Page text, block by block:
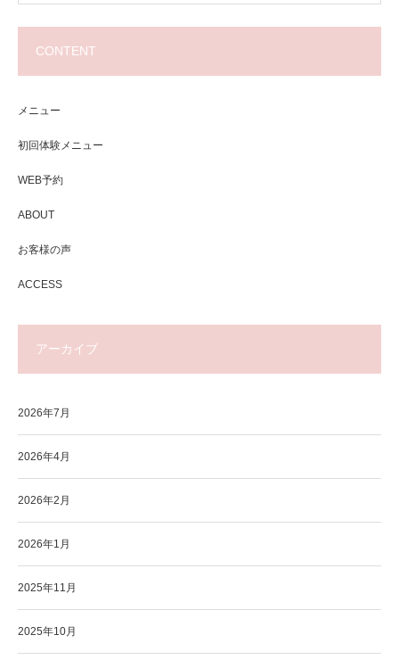
CONTENT
メニュー
初回体験メニュー
WEB予約
ABOUT
お客様の声
ACCESS
アーカイブ
2026年7月
2026年4月
2026年2月
2026年1月
2025年11月
2025年10月